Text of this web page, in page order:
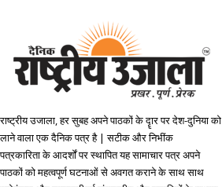
राष्ट्रीय उजाला, हर सुबह अपने पाठकों के दॄार पर देश-दुनिया को
लाने वाला एक दैनिक पत्र है | सटीक और निभींक
पत्रकारिता के आदर्शों पर स्थापित यह सामाचार पत्र अपने
पाठकों को महत्वपूर्ण घटनाओं से अवगत कराने के साथ साथ